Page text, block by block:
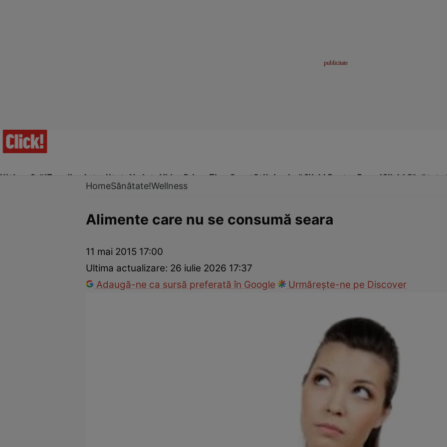
Ultima Oră!Trending Actualitate Vedete Video Prime Time SportStil de viațăClick! Pentru FemeiClick! Sănătate
Prevenție și tratamentRemedii naturiste
HomeSănătate!Wellness
Alimente care nu se consumă seara
11 mai 2015 17:00
Ultima actualizare: 26 iulie 2026 17:37
Adaugă-ne ca sursă preferată în Google
Urmărește-ne pe Discover